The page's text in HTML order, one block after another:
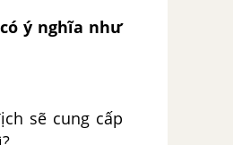
ý nghĩa như
sẽ cung cấp